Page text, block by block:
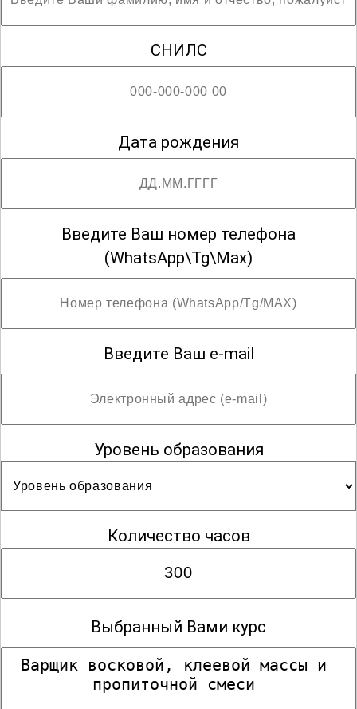
; 1, 3 разряды
СНИЛС
Дата рождения
Введите Ваш номер телефона
(WhatsApp\Tg\Max)
Введите Ваш e-mail
Уровень образования
Количество часов
Выбранный Вами курс